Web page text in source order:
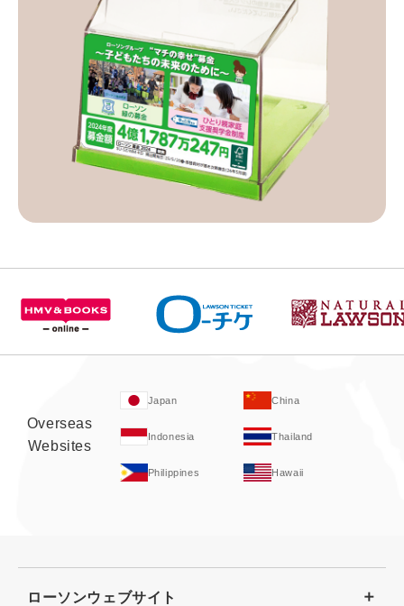
Overseas
Websites
Japan China
Indonesia Thailand
Philippines Hawaii
ローソンウェブサイト